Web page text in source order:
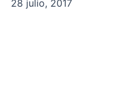
28 julio, 2017